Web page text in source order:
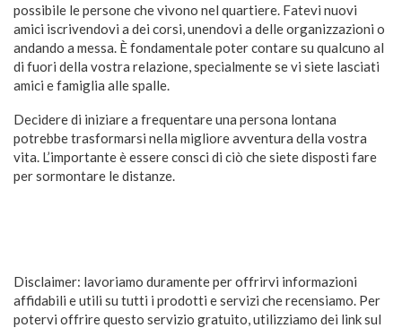
possibile le persone che vivono nel quartiere. Fatevi nuovi
amici iscrivendovi a dei corsi, unendovi a delle organizzazioni o
andando a messa. È fondamentale poter contare su qualcuno al
di fuori della vostra relazione, specialmente se vi siete lasciati
amici e famiglia alle spalle.
Decidere di iniziare a frequentare una persona lontana
potrebbe trasformarsi nella migliore avventura della vostra
vita. L’importante è essere consci di ciò che siete disposti fare
per sormontare le distanze.
Disclaimer: lavoriamo duramente per offrirvi informazioni
affidabili e utili su tutti i prodotti e servizi che recensiamo. Per
potervi offrire questo servizio gratuito, utilizziamo dei link sul